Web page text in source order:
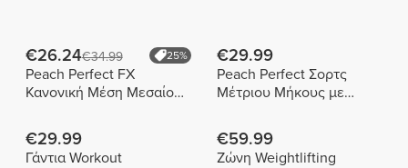
€26.24€34.99 25%
Peach Perfect FX
Κανονική Μέση Μεσαίου
€29.99
Peach Perfect Σορτς
Μέτριου Μήκους με
€29.99
Γάντια Workout
€59.99
Ζώνη Weightlifting